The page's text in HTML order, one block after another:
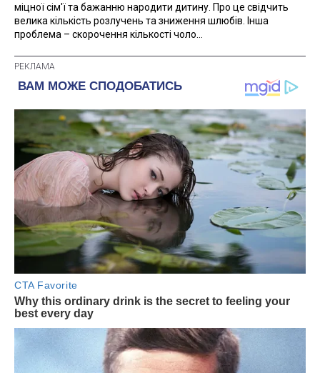
міцної сім'ї та бажанню народити дитину. Про це свідчить
велика кількість розлучень та зниження шлюбів. Інша
проблема – скорочення кількості чоло...